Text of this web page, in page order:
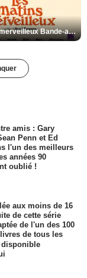
Les Matins merveilleux Bande-annonce VF
amis : Gary
Penn et Ed
l'un des meilleurs
années 90
oublié !
aux moins de 16
de cette série
de l'un des 100
de tous les
disponible